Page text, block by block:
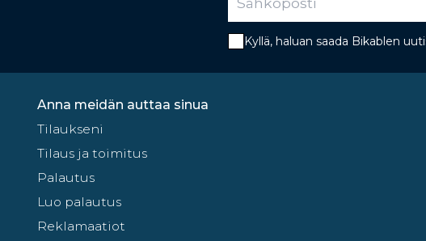
Kyllä, haluan saada Bikablen
Anna meidän auttaa sinua
Tilaukseni
Tilaus ja toimitus
Palautus
Luo palautus
Reklamaatiot